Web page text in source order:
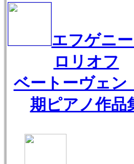
エフゲニ
ロリオフ
ベートーヴェン
期ピアノ作品